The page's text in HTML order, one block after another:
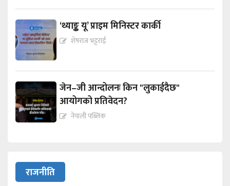
‘थ्याङ्क यू’ प्राइम मिनिस्टर कार्की
शेषराज भट्टराई
जेन–जी आन्दोलनः किन "लुकाईदैछ"
आयोगको प्रतिवेदन?
नेपाली पब्लिक
राजनीति